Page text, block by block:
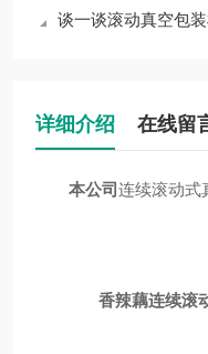
谈一谈滚动真空包
详细介绍 在线留
本公司连续滚动式
香辣藕连续滚